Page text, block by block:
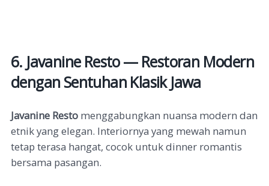
6. Javanine Resto — Restoran Modern
dengan Sentuhan Klasik Jawa
Javanine Resto menggabungkan nuansa modern dan
etnik yang elegan. Interiornya yang mewah namun
tetap terasa hangat, cocok untuk dinner romantis
bersama pasangan.